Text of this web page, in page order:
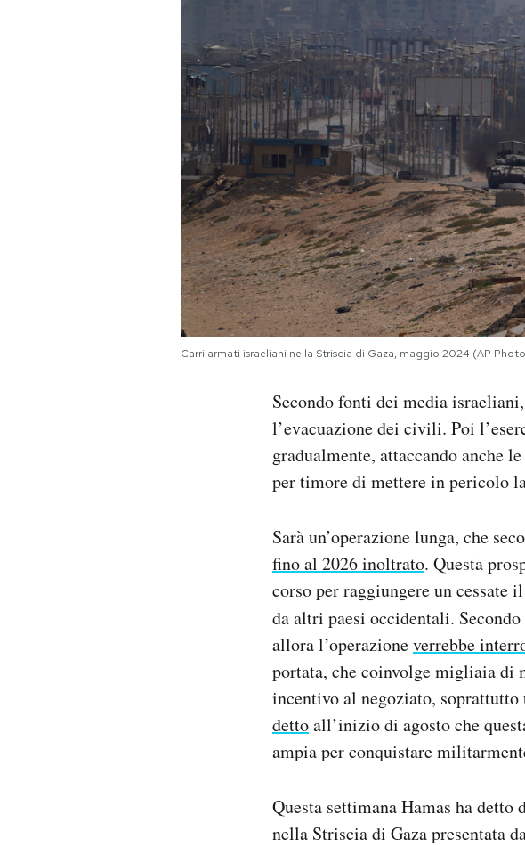
Carri armati israeliani nella Striscia di Gaza, maggio 2024 (AP
Secondo fonti dei media
l’evacuazione dei civili. Poi
gradualmente, attaccando anche
per timore di mettere in pericolo
Sarà un’operazione lunga, che
fino al 2026 inoltrato. Questa
corso per raggiungere un
da altri paesi occidentali.
allora l’operazioneverrebbe
portata, che coinvolge migliaia
incentivo al negoziato, soprattutto
dettoall’inizio di agosto che
ampia per conquistare
Questa settimana Hamas ha detto
nella Striscia di Gaza presentata